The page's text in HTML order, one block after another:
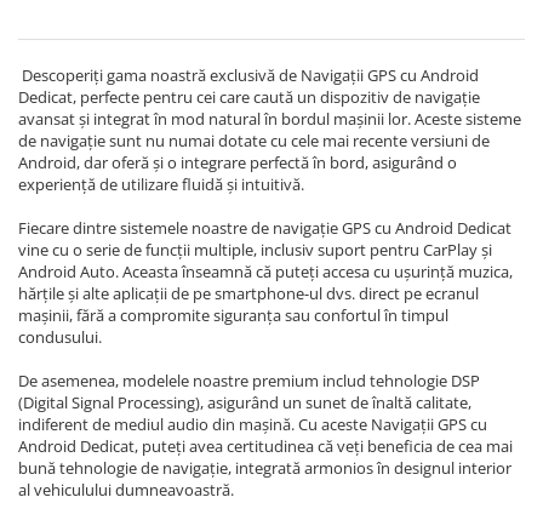
Navigatii Honda
Navigatii Jeep
Navigatii Porsche
Navigatii Iveco
Navigatii Chrysler
Descoperiți gama noastră exclusivă de Navigații GPS cu Android
Dedicat, perfecte pentru cei care caută un dispozitiv de navigație
avansat și integrat în mod natural în bordul mașinii lor. Aceste sisteme
de navigație sunt nu numai dotate cu cele mai recente versiuni de
Android, dar oferă și o integrare perfectă în bord, asigurând o
experiență de utilizare fluidă și intuitivă.
Fiecare dintre sistemele noastre de navigație GPS cu Android Dedicat
vine cu o serie de funcții multiple, inclusiv suport pentru CarPlay și
Android Auto. Aceasta înseamnă că puteți accesa cu ușurință muzica,
hărțile și alte aplicații de pe smartphone-ul dvs. direct pe ecranul
mașinii, fără a compromite siguranța sau confortul în timpul
condusului.
De asemenea, modelele noastre premium includ tehnologie DSP
(Digital Signal Processing), asigurând un sunet de înaltă calitate,
indiferent de mediul audio din mașină. Cu aceste Navigații GPS cu
Android Dedicat, puteți avea certitudinea că veți beneficia de cea mai
bună tehnologie de navigație, integrată armonios în designul interior
al vehiculului dumneavoastră.